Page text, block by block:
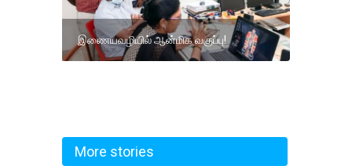
இணையவழியில் ஆன்மிக வகுப்பு!
More stories